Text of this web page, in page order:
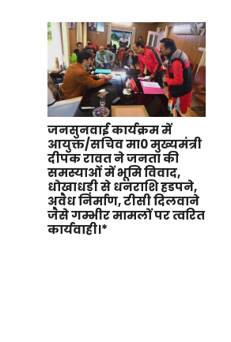
जनसुनवाई कार्यक्रम में
आयुक्त/सचिव मा0 मुख्यमंत्री
दीपक रावत ने जनता की
समस्याओं में भूमि विवाद,
धोखाधड़ी से धनराशि हडपने,
अवैध निर्माण, टीसी दिलवाने
जैसे गम्भीर मामलों पर त्वरित
कार्यवाही।*